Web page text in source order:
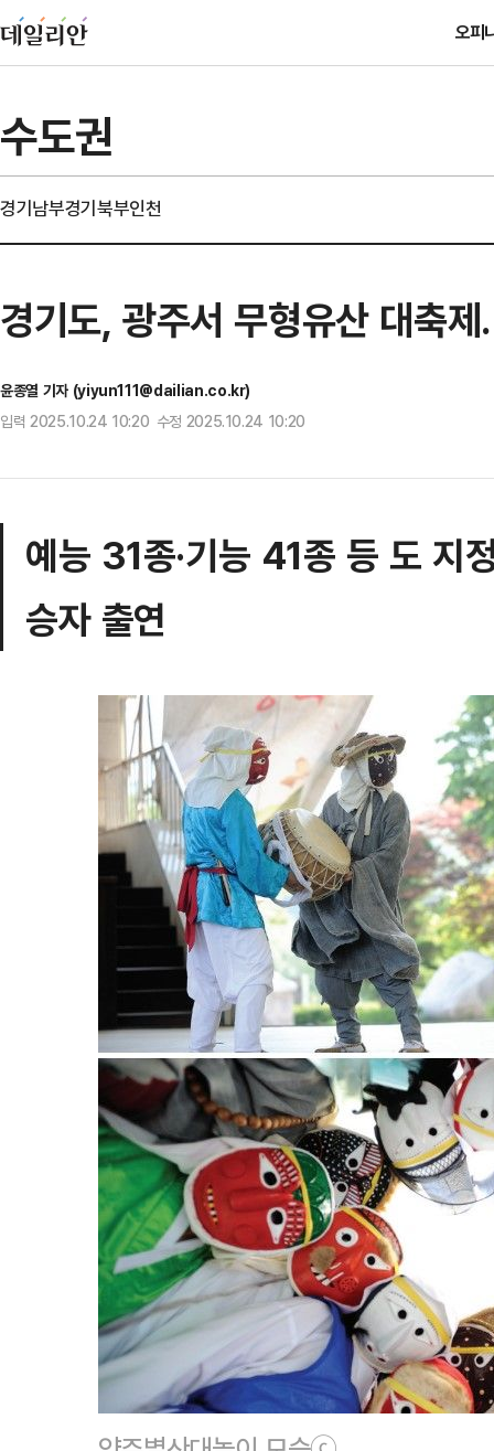
오피
수도권
경기남부경기북부인천
경기도, 광주서 무형유산 대축
윤종열 기자 (yiyun111@dailian.co.kr)
입력 2025.10.24 10:20 수정 2025.10.24 10:20
예능 31종·기능 41종 등 도 지
승자 출연